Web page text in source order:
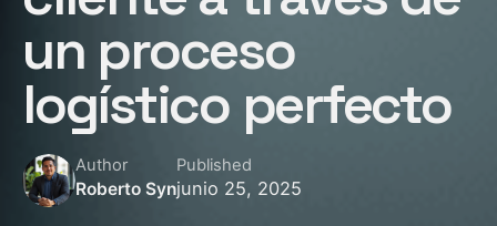
un proceso
logístico perfecto
Author
Roberto Syn
Published
junio 25, 2025